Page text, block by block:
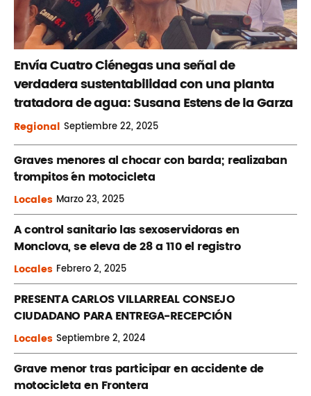
Envía Cuatro Ciénegas una señal de
verdadera sustentabilidad con una planta
tratadora de agua: Susana Estens de la Garza
Regional Septiembre22, 2025
Graves menores al chocar con barda; realizaban
´trompitos ´en motocicleta
Locales Marzo23, 2025
A control sanitario las sexoservidoras en
Monclova, se eleva de 28 a 110 el registro
Locales Febrero2, 2025
PRESENTA CARLOS VILLARREAL CONSEJO
CIUDADANO PARA ENTREGA-RECEPCIÓN
Locales Septiembre2, 2024
Grave menor tras participar en accidente de
motocicleta en Frontera